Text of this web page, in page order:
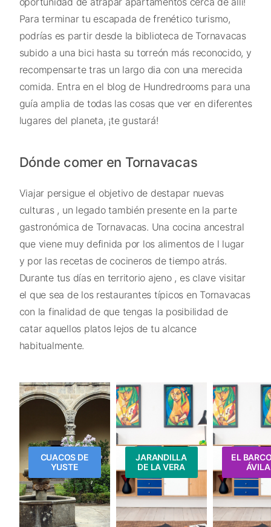
Para terminar tu escapada de frenético turismo,
podrías es partir desde la biblioteca de Tornavacas
subido a una bici hasta su torreón más reconocido, y
recompensarte tras un largo dia con una merecida
comida. Entra en el blog de Hundredrooms para una
guía amplia de todas las cosas que ver en diferentes
lugares del planeta, ¡te gustará!
Dónde comer en Tornavacas
Viajar persigue el objetivo de destapar nuevas
culturas , un legado también presente en la parte
gastronómica de Tornavacas. Una cocina ancestral
que viene muy definida por los alimentos de l lugar
y por las recetas de cocineros de tiempo atrás.
Durante tus días en territorio ajeno , es clave visitar
el que sea de los restaurantes típicos en Tornavacas
con la finalidad de que tengas la posibilidad de
catar aquellos platos lejos de tu alcance
habitualmente.
CUACOS DE
YUSTE
JARANDILLA
DE LA VERA
EL
ÁVILA